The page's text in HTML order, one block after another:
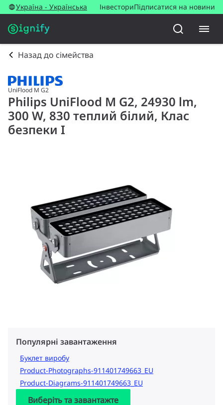
Україна - Українська ІнвесториПідписатися на новини
Назад до сімейства
UniFlood M G2
Philips UniFlood M G2, 24930 lm,
300 W, 830 теплий білий, Клас
безпеки I
Популярні завантаження
Буклет виробу
Product-Photographs-911401749663_EU
Product-Diagrams-911401749663_EU
Виберіть та завантажте